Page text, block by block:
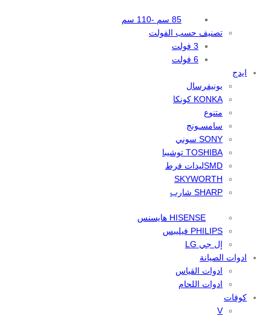
85 سم -110 سم
تصنيف حسب الفولت
3 فولت
6 فولت
ايدج
يونيفرسال
KONKA كونكا
متنوع
سامسـونج
SONY سوني
TOSHIBA توشيبا
SMDليدات فرط
SKYWORTH
SHARP شارب
HISENSE هايسنس
PHILIPS فيليبس
إل جي LG
ادوات الصيانة
ادوات القياس
ادوات اللحام
كوفات
V